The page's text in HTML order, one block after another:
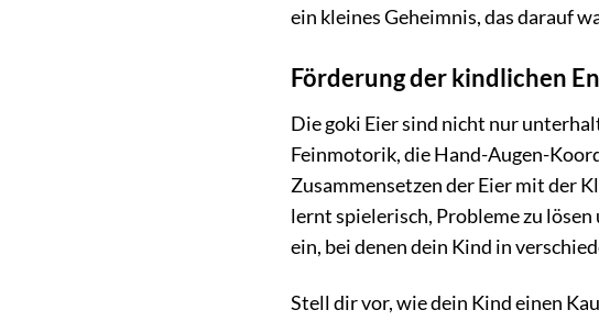
ein kleines Geheimnis, das darauf
Förderung der kindlichen
Die goki Eier sind nicht nur
Feinmotorik, die Hand-Augen-
Zusammensetzen der Eier mit der
lernt spielerisch, Probleme zu lösen
ein, bei denen dein Kind in
Stell dir vor, wie dein Kind einen